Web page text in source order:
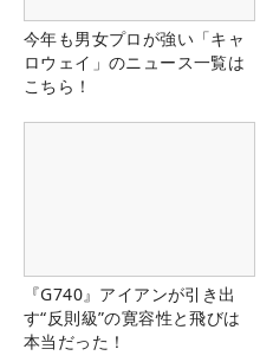
今年も男女プロが強い「キャ
ロウェイ」のニュース一覧は
こちら！
『G740』アイアンが引き出
す“反則級”の寛容性と飛びは
本当だった！